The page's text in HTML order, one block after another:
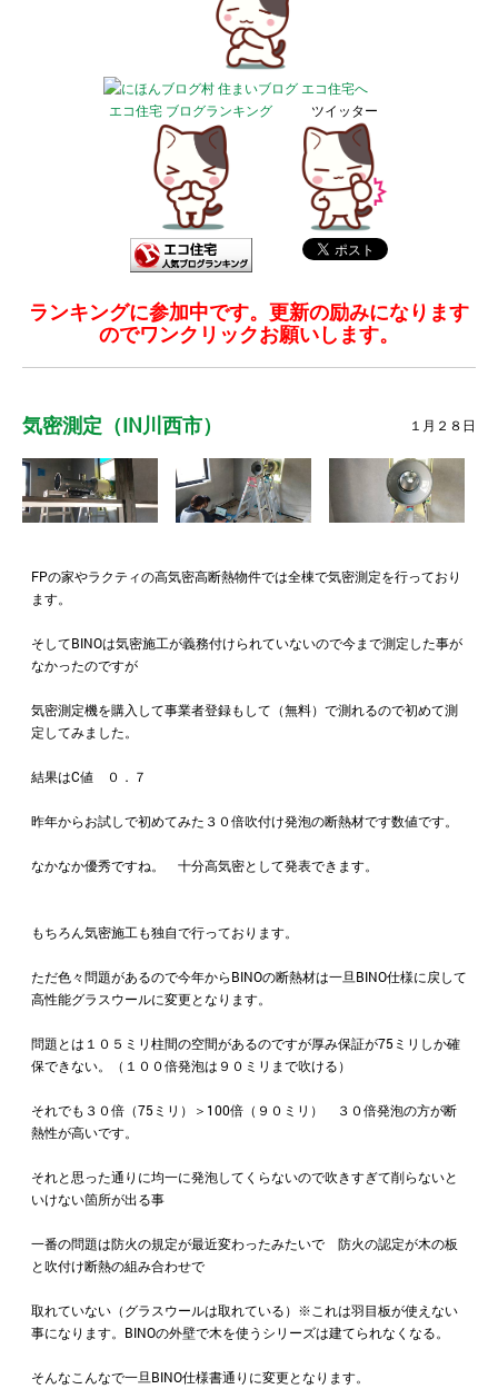
エコ住宅 ブログランキング ツイッター
ランキングに参加中です。更新の励みになります
のでワンクリックお願いします。
気密測定（IN川西市） １月２８日
FPの家やラクティの高気密高断熱物件では全棟で気密測定を行っており
ます。
そしてBINOは気密施工が義務付けられていないので今まで測定した事が
なかったのですが
気密測定機を購入して事業者登録もして（無料）で測れるので初めて測
定してみました。
結果はC値 ０．７
昨年からお試しで初めてみた３０倍吹付け発泡の断熱材です数値です。
なかなか優秀ですね。 十分高気密として発表できます。
もちろん気密施工も独自で行っております。
ただ色々問題があるので今年からBINOの断熱材は一旦BINO仕様に戻して
高性能グラスウールに変更となります。
問題とは１０５ミリ柱間の空間があるのですが厚み保証が75ミリしか確
保できない。（１００倍発泡は９０ミリまで吹ける）
それでも３０倍（75ミリ）＞100倍（９０ミリ） ３０倍発泡の方が断
熱性が高いです。
それと思った通りに均一に発泡してくらないので吹きすぎて削らないと
いけない箇所が出る事
一番の問題は防火の規定が最近変わったみたいで 防火の認定が木の板
と吹付け断熱の組み合わせで
取れていない（グラスウールは取れている）※これは羽目板が使えない
事になります。BINOの外壁で木を使うシリーズは建てられなくなる。
そんなこんなで一旦BINO仕様書通りに変更となります。